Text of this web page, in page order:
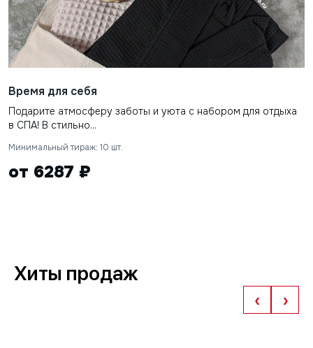
Время для себя
Подарите атмосферу заботы и уюта с набором для отдыха
в СПА! В стильно...
Минимальный тираж: 10 шт.
от 6287 ₽
Хиты продаж
‹ ›